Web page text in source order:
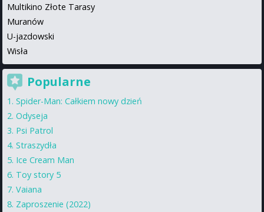
Multikino Złote Tarasy
Muranów
U-jazdowski
Wisła
Popularne
Spider-Man: Całkiem nowy dzień
Odyseja
Psi Patrol
Straszydła
Ice Cream Man
Toy story 5
Vaiana
Zaproszenie (2022)